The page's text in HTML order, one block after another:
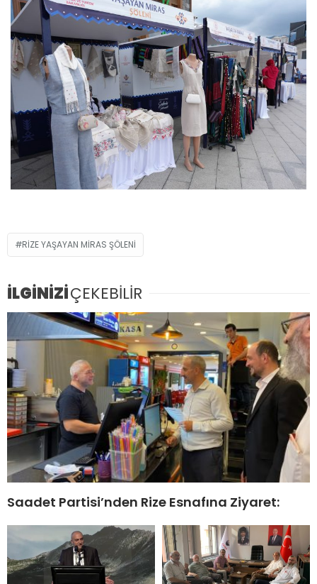
RİZE YAŞAYAN MİRAS ŞÖLENİ
İLGİNİZİÇEKEBİLİR
Saadet Partisi’nden Rize Esnafına Ziyaret: